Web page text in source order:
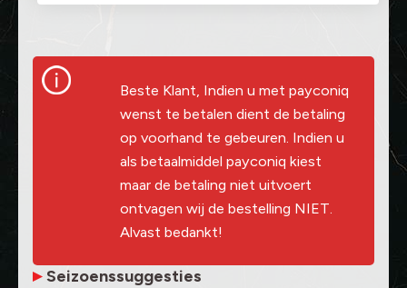
Beste Klant, Indien u met payconiq
wenst te betalen dient de betaling
op voorhand te gebeuren. Indien u
als betaalmiddel payconiq kiest
maar de betaling niet uitvoert
ontvagen wij de bestelling NIET.
Alvast bedankt!
Seizoenssuggesties